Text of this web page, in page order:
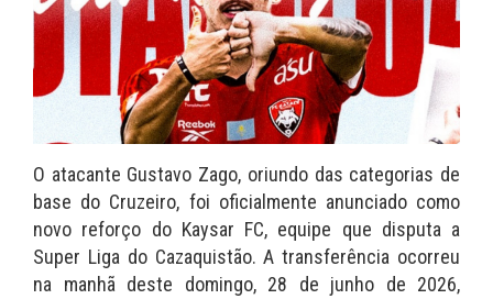
O atacante Gustavo Zago, oriundo das categorias de
base do Cruzeiro, foi oficialmente anunciado como
novo reforço do Kaysar FC, equipe que disputa a
Super Liga do Cazaquistão. A transferência ocorreu
na manhã deste domingo, 28 de junho de 2026,